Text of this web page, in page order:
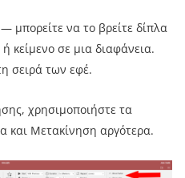
μπορείτε να το βρείτε δίπλα
κείμενο σε μια διαφάνεια.
σειρά των εφέ.
χρησιμοποιήστε τα
και Μετακίνηση αργότερα.